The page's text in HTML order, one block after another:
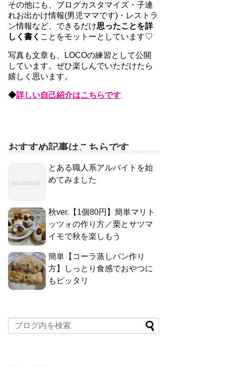
その他にも、ブログカスタマイズ・子連
れお出かけ情報(男児ママです)・レストラ
ン情報など、できるだけ思ったことを詳
しく書く ことをモットーとしています♡
写真も文章も、LOCOの練習として公開
しています。ぜひ楽しんでいただけたら
嬉しく思います。
◆詳しい自己紹介はこちらです
おすすめ記事はこちらです
とある職人系アルバイトを始
めてみました
秋ver.【1個80円】簡単マリト
ッツォの作り方／栗とサツマ
イモで秋を楽しもう
簡単【コーラ蒸しパン作り
方】しっとり食感でおやつに
もピッタリ